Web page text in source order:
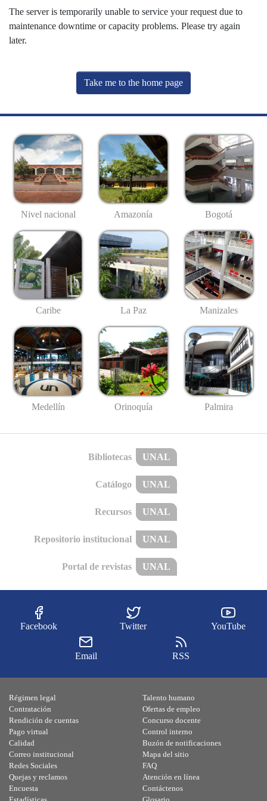
The server is temporarily unable to service your request due to
maintenance downtime or capacity problems. Please try again
later.
Take me to the home page
Nivel nacional Amazonía Bogotá
Caribe La Paz Manizales
Medellín Orinoquía Palmira
Bibliotecas UNAL
Catálogo UNAL
Recursos UNAL
Repositorio institucional UNAL
Portal de revistas UNAL
Facebook Twitter YouTube
Email RSS
Régimen legal
Contratación
Rendición de cuentas
Pago virtual
Calidad
Talento humano
Ofertas de empleo
Concurso docente
Control interno
Buzón de notificaciones
Correo institucional
Redes Sociales
Quejas y reclamos
Encuesta
Mapa del sitio
FAQ
Atención en línea
Contáctenos